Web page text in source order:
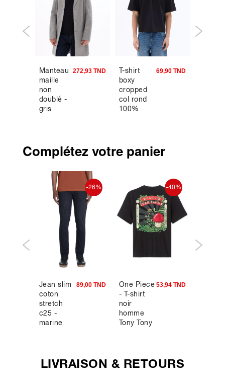
Manteau
maille
non
doublé -
gris
272,93 TND
T-shirt
boxy
cropped
col rond
100%
69,90 TND
Complétez votre panier
-26%
Jean slim
coton
stretch
c25 -
marine
89,00 TND
-40%
One Piece
- T-shirt
noir
homme
Tony Tony
53,94 TND
LIVRAISON & RETOURS